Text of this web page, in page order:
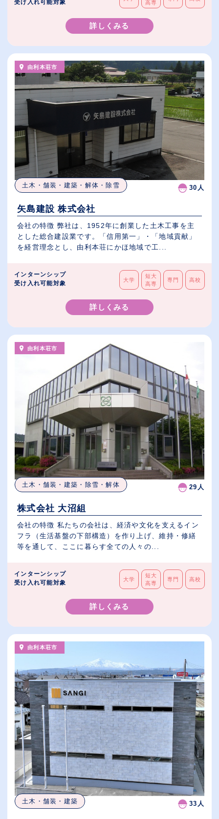
受け入れ可能対象 高専
詳しくみる
由利本荘市
土木・舗装・建築・解体・除雪 30人
矢島建設 株式会社
会社の特徴 弊社は、1952年に創業した土木工事を主
とした総合建設業です。「信用第一」・「地域貢献」
を経営理念とし、由利本荘にかほ地域で工...
インターンシップ
受け入れ可能対象
大学
短大
高専
専門 高校
詳しくみる
由利本荘市
土木・舗装・建築・除雪・解体 29人
株式会社 大沼組
会社の特徴 私たちの会社は、経済や文化を支えるイン
フラ（生活基盤の下部構造）を作り上げ、維持・修繕
等を通して、ここに暮らす全ての人々の...
インターンシップ
受け入れ可能対象
大学
短大
高専
専門 高校
詳しくみる
由利本荘市
土木・舗装・建築 33人